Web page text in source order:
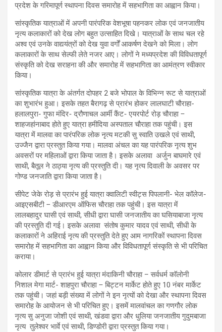
प्रदेश के गरिमापूर्ण स्‍थापना दिवस समारोह में सहभागिता का आह्वान किया।
सांस्‍कृतिक यात्राओं में अपनी पारंपरिक वेशभूषा पहनकर लोक एवं जनजातीय
नृत्‍य कलाकारों को देख लोग बहुत उत्‍साहित दिखे। यात्राओं के साथ चल रहे
अश्‍व एवं उनके वाद्ययंत्रों को देख युवा वर्गों आकर्षण देखने को मिला। लोग
कलाकारों के साथ सेल्‍फी लेते नजर आए। लोगों ने मध्‍यप्रदेश की विविधतापूर्ण
संस्‍कृति को देख सराहना की और समारोह में सहभागिता का आमंत्रण स्‍वीकार
किया।
सांस्‍कृतिक यात्रा के अंतर्गत दोपहर 2 बजे भोपाल के विभिन्‍न रूट से यात्राओं
का शुभारंभ हुआ। इसके तहत बैरागढ़ से प्रारंभ होकर लालघाटी चौराहा-
हलालपुरा- गुफा मंदिर- द्रौणाचल आर्मी कैंट- एयरपोर्ट रोड़ चौराहा –
शाहजहांनाबाद होते हुए यात्रा हमीदिया अस्पताल चौराहा तक पहुंची। इस
यात्रा में मालवा का पारंपरिक लोक नृत्‍य मटकी सु स्‍वाति उखले एवं साथी,
उज्‍जैन द्वारा प्रस्‍तुत किया गया। मालवा अंचल का यह पारंपरिक नृत्‍य शुभ
अवसरों पर महिलाओं द्वारा किया जाता है। इसके अलावा अर्जुन बाघमारे एवं
साथी, बैतूल ने ठाठ्या नृत्‍य की प्रस्‍तुति दी। यह नृत्‍य दिवाली के अवसर पर
गोण्‍ड जनजाति द्वारा किया जाता है।
सीपेट जेके रोड़ से प्रारंभ हुई यात्रा क्वालिटी स्वीट्स पिपलानी- भेल कॉलेज-
आइएसबीटी – डीआरएम ऑफिस चौराहा तक पहुंची। इस यात्रा में
लालबहादुर घासी एवं साथी, सीधी द्वारा घासी जनजातीय का घसियाबाजा नृत्‍य
की प्रस्‍तुति दी गई। इसके अलावा संतोष कुमार यादव एवं साथी, सीधी के
कलाकारों ने अहिराई नृत्‍य की प्रस्‍तुति देते हुए आम नागरिकों स्‍थापना दिवस
समारोह में सहभागिता का आह्वान किया और विविधतापूर्ण संस्‍कृति से भी परिचित
कराया।
कोलार डीमार्ट से प्रारंभ हुई यात्रा मंदाकिनी चौराहा – सर्वधर्म कॉलोनी
निशाल मेगा मार्ट- शाहपुरा चौराहा – बिट्टन मार्केट होते हुए 10 नंबर मार्केट
तक पहुंची। जहां बड़ी संख्‍या में लोगों ने इन नृत्‍यों को देखा और स्‍थापना दिवस
समारोह के आयोजन से भी परिचित हुए। इसमें मालवांचल का गणगौर लोक
नृत्‍य सु अनुजा जोशी एवं साथी, खंडवा द्वारा और धुलिया जनजातीय गुदुमबाजा
नृत्य तुलेश्वर भार्वे एवं साथी, डिण्‍डोरी द्वारा प्रस्‍तुत किया गया।